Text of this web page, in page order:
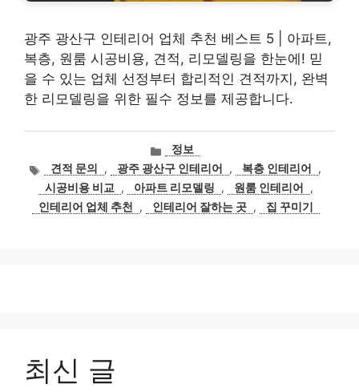
광주 광산구 인테리어 업체 추천 베스트 5 | 아파트,
복층, 원룸 시공비용, 견적, 리모델링을 한눈에! 믿
을 수 있는 업체 선정부터 합리적인 견적까지, 완벽
한 리모델링을 위한 필수 정보를 제공합니다.
카
테
고
리
정보
태
그
견적 문의 , 광주 광산구 인테리어 , 복층 인테리어
,
시공비용 비교
, 아파트 리모델링 , 원룸 인테리어
,
인테리어 업체 추천
, 인테리어 잘하는 곳 , 집 꾸미기
최신 글